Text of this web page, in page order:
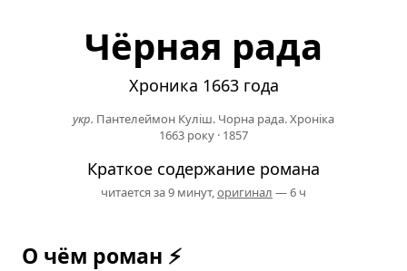
Чёрная рада
Хроника 1663 года
укр. Пантелеймон Куліш. Чорна рада. Хроніка
1663 року · 1857
Краткое содержание романа
читается за 9 минут, оригинал — 6 ч
О чём роман ⚡